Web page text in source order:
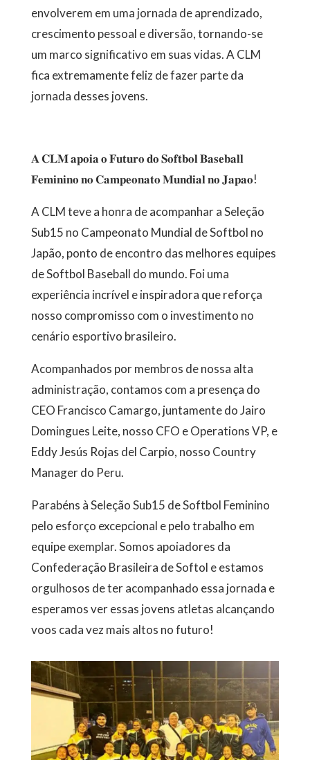
envolverem em uma jornada de aprendizado,
crescimento pessoal e diversão, tornando-se
um marco significativo em suas vidas. A CLM
fica extremamente feliz de fazer parte da
jornada desses jovens.
𝐀 𝐂𝐋𝐌 𝐚𝐩𝐨𝐢𝐚 𝐨 𝐅𝐮𝐭𝐮𝐫𝐨 𝐝𝐨 𝐒𝐨𝐟𝐭𝐛𝐨𝐥 𝐁𝐚𝐬𝐞𝐛𝐚𝐥𝐥
𝐅𝐞𝐦𝐢𝐧𝐢𝐧𝐨 𝐧𝐨 𝐂𝐚𝐦𝐩𝐞𝐨𝐧𝐚𝐭𝐨 𝐌𝐮𝐧𝐝𝐢𝐚𝐥 𝐧𝐨 𝐉𝐚𝐩𝐚𝐨!
A CLM teve a honra de acompanhar a Seleção
Sub15 no Campeonato Mundial de Softbol no
Japão, ponto de encontro das melhores equipes
de Softbol Baseball do mundo. Foi uma
experiência incrível e inspiradora que reforça
nosso compromisso com o investimento no
cenário esportivo brasileiro.
Acompanhados por membros de nossa alta
administração, contamos com a presença do
CEO Francisco Camargo, juntamente do Jairo
Domingues Leite, nosso CFO e Operations VP, e
Eddy Jesús Rojas del Carpio, nosso Country
Manager do Peru.
Parabéns à Seleção Sub15 de Softbol Feminino
pelo esforço excepcional e pelo trabalho em
equipe exemplar. Somos apoiadores da
Confederação Brasileira de Softol e estamos
orgulhosos de ter acompanhado essa jornada e
esperamos ver essas jovens atletas alcançando
voos cada vez mais altos no futuro!